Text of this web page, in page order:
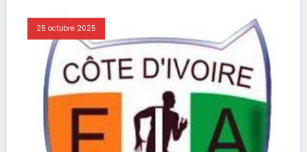
25 octobre 2025